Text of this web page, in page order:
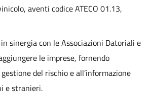
aventi codice ATECO 01.13,
sinergia con le Associazioni Datoriali e
le imprese, fornendo
del rischio e all’informazione
e stranieri.